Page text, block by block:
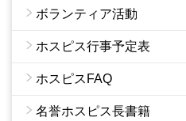
ボランティア活動
ホスピス行事予定表
ホスピスFAQ
名誉ホスピス長書籍